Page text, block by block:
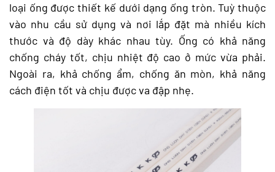
loại ống được thiết kế dưới dạng ống tròn. Tuỳ thuộc
vào nhu cầu sử dụng và nơi lắp đặt mà nhiều kích
thước và độ dày khác nhau tùy. Ống có khả năng
chống cháy tốt, chịu nhiệt độ cao ở mức vừa phải.
Ngoài ra, khả chống ẩm, chống ăn mòn, khả năng
cách điện tốt và chịu được va đập nhẹ.